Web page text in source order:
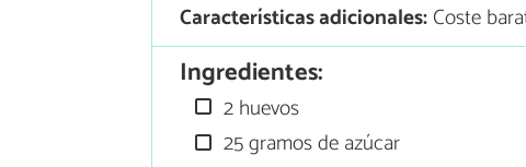
Características adicionales:Coste
Ingredientes:
2 huevos
25 gramos de azúcar